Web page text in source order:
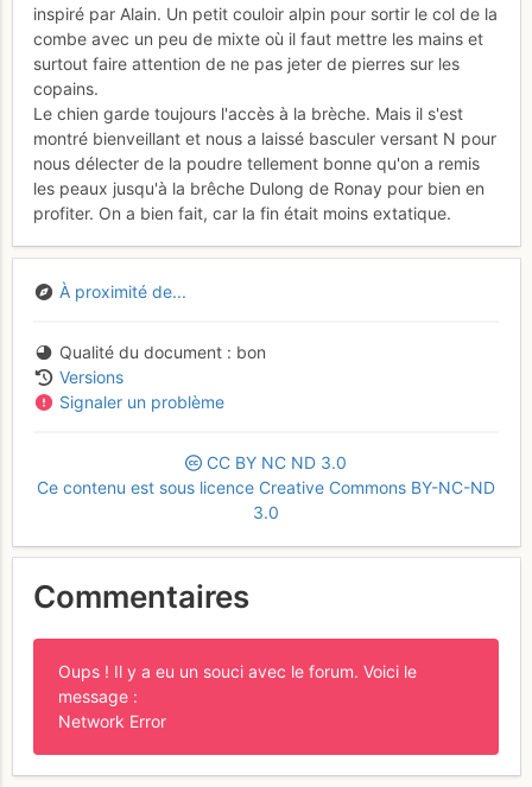
inspiré par Alain. Un petit couloir alpin pour sortir le col de la
combe avec un peu de mixte où il faut mettre les mains et
surtout faire attention de ne pas jeter de pierres sur les
copains.
Le chien garde toujours l'accès à la brèche. Mais il s'est
montré bienveillant et nous a laissé basculer versant N pour
nous délecter de la poudre tellement bonne qu'on a remis
les peaux jusqu'à la brêche Dulong de Ronay pour bien en
profiter. On a bien fait, car la fin était moins extatique.
À proximité de...
Qualité du document
bon
Versions
Signaler un problème
CC BY NC ND 3.0
Ce contenu est sous licence Creative Commons BY-NC-ND
3.0
Commentaires
Oups ! Il y a eu un souci avec le forum. Voici le
message :
Network Error